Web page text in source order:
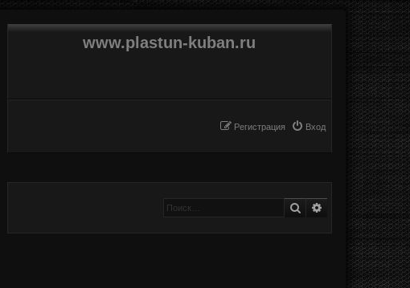
www.plastun-kuban.ru
Вход
Регистрация
Поиск Расширенный